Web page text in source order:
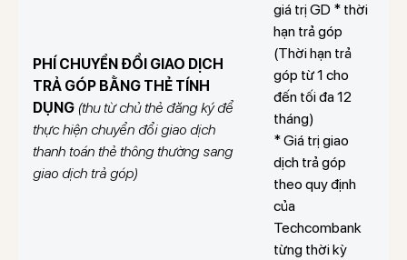
PHÍ CHUYỂN ĐỔI GIAO DỊCH
TRẢ GÓP BẰNG THẺ TÍNH
DỤNG (thu từ chủ thẻ đăng ký để
thực hiện chuyển đổi giao dịch
thanh toán thẻ thông thường sang
giao dịch trả góp)
giá trị GD * thời
hạn trả góp
(Thời hạn trả
góp từ 1 cho
đến tối đa 12
tháng)
* Giá trị giao
dịch trả góp
theo quy định
của
Techcombank
từng thời kỳ